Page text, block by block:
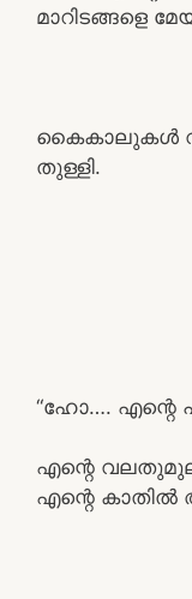
മാറിടങ്ങളെ
കൈകാലുകൾ
തുള്ളി.
“ഹോ…. എന്റെ
എന്റെ
എന്റെ കാതിൽ